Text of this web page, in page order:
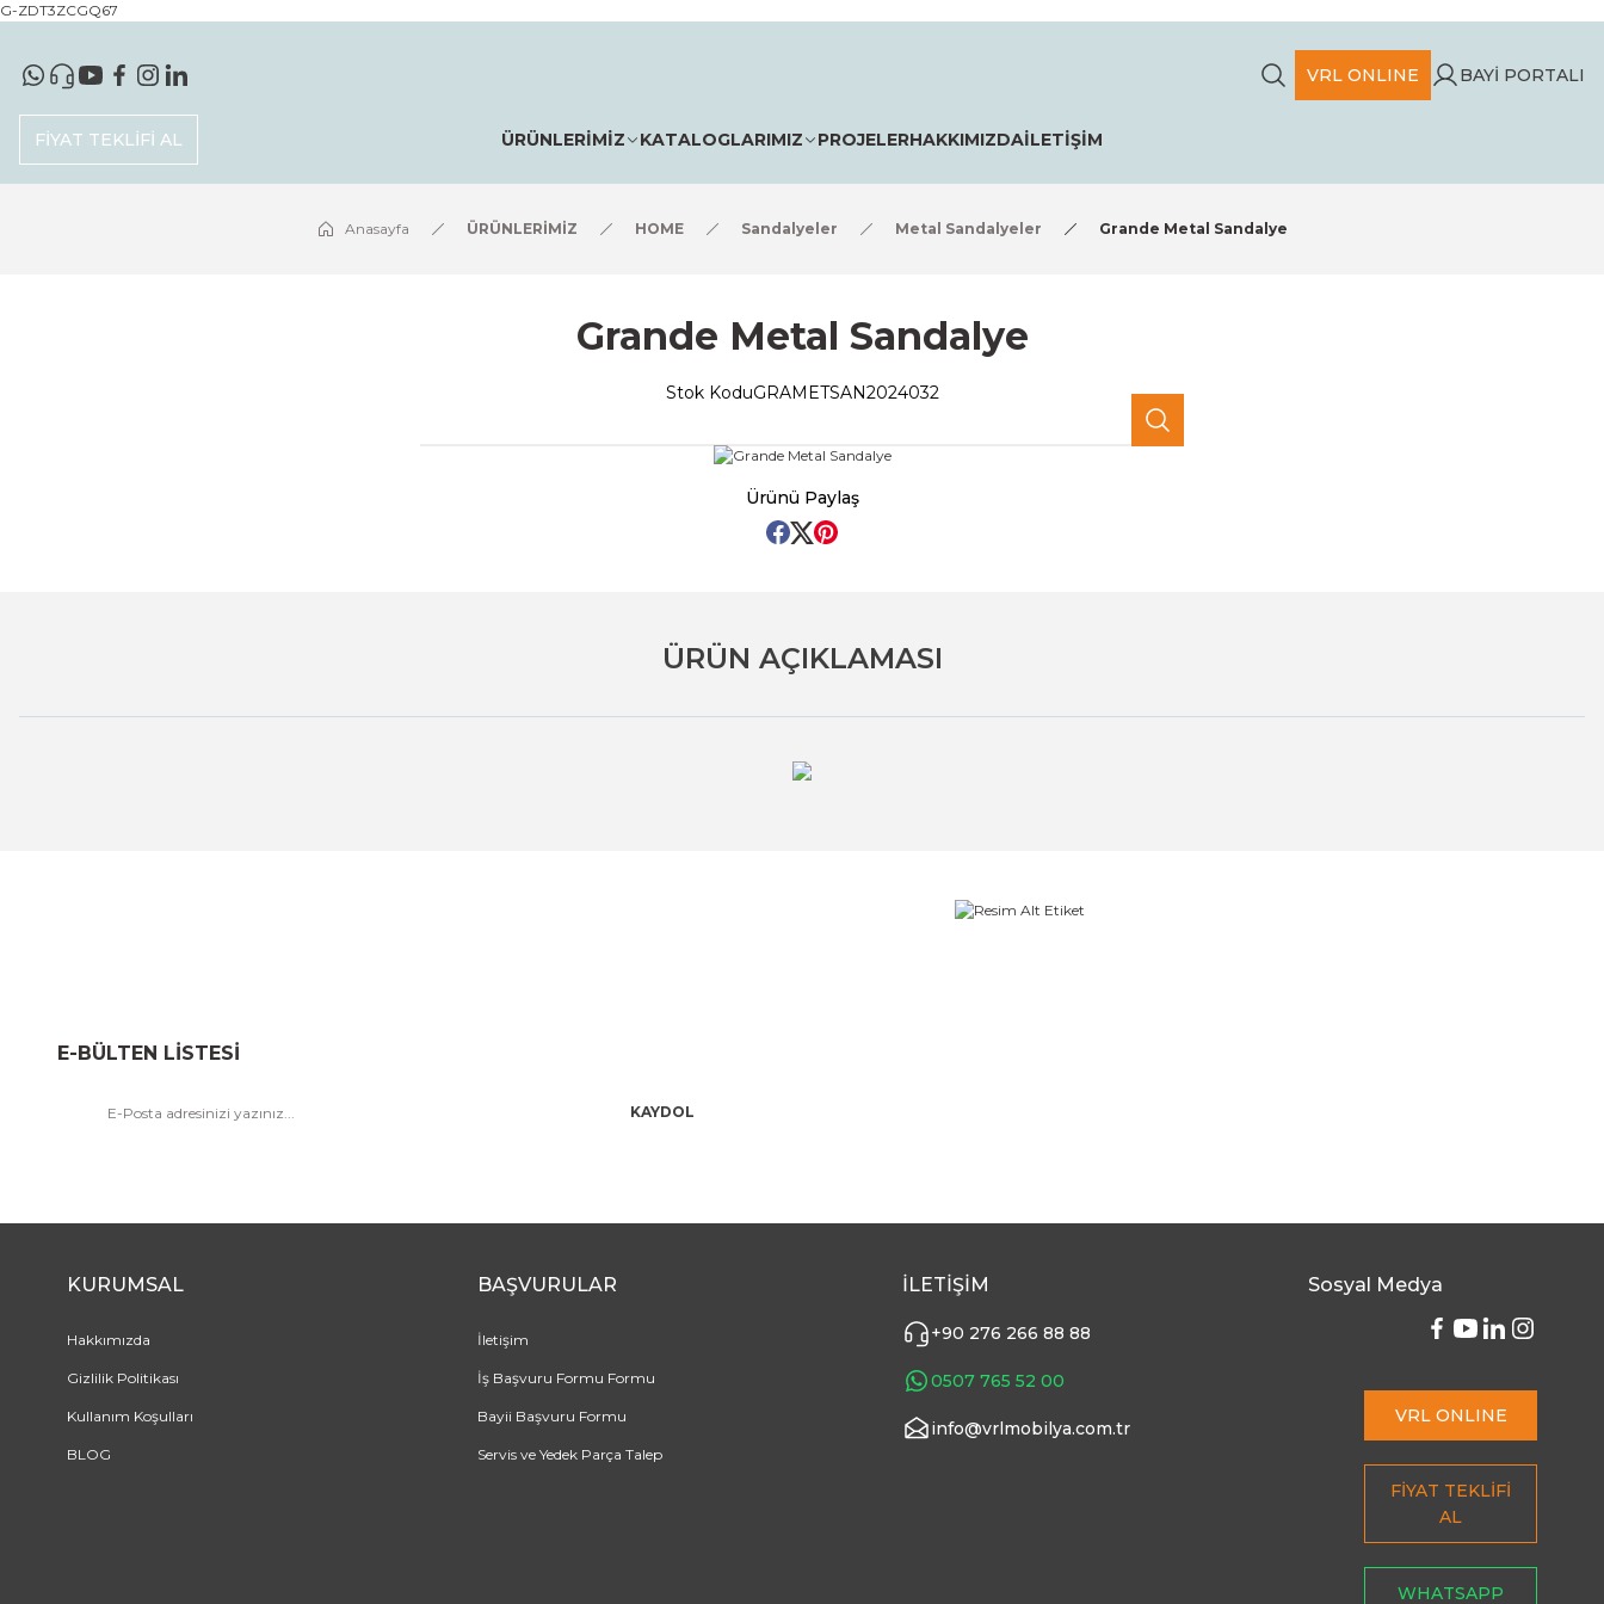
G-ZDT3ZCGQ67
VRL ONLINE BAYİ PORTALI
FİYAT TEKLİFİ AL ÜRÜNLERİMİZ KATALOGLARIMIZ PROJELERHAKKIMIZDAİLETİŞİM
Anasayfa ÜRÜNLERİMİZ HOME Sandalyeler Metal Sandalyeler Grande Metal Sandalye
Grande Metal Sandalye
Stok KoduGRAMETSAN2024032
Ürünü Paylaş
ÜRÜN AÇIKLAMASI
E-BÜLTEN LİSTESİ
KAYDOL
KURUMSAL
Hakkımızda
Gizlilik Politikası
Kullanım Koşulları
BLOG
BAŞVURULAR
İletişim
İş Başvuru Formu Formu
Bayii Başvuru Formu
Servis ve Yedek Parça Talep
İLETİŞİM
+90 276 266 88 88
0507 765 52 00
info@vrlmobilya.com.tr
Sosyal Medya
VRL ONLINE
FİYAT TEKLİFİ
AL
WHATSAPP